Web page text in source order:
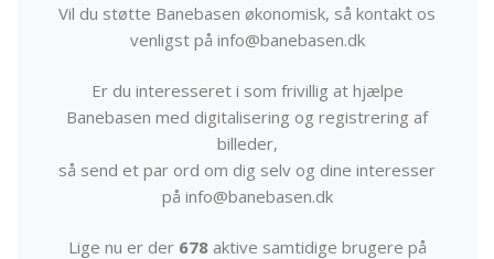
Vil du støtte Banebasen økonomisk, så kontakt os
venligst på info@banebasen.dk
Er du interesseret i som frivillig at hjælpe
Banebasen med digitalisering og registrering af
billeder,
så send et par ord om dig selv og dine interesser
på info@banebasen.dk
Lige nu er der 678aktive samtidige brugere på